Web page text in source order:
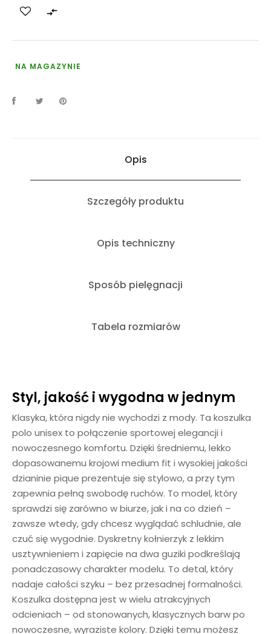

NA MAGAZYNIE
Opis
Szczegóły produktu
Opis techniczny
Sposób pielęgnacji
Tabela rozmiarów
Styl, jakość i wygodna w jednym
Klasyka, która nigdy nie wychodzi z mody. Ta koszulka
polo unisex to połączenie sportowej elegancji i
nowoczesnego komfortu. Dzięki średniemu, lekko
dopasowanemu krojowi medium fit i wysokiej jakości
dzianinie pique prezentuje się stylowo, a przy tym
zapewnia pełną swobodę ruchów. To model, który
sprawdzi się zarówno w biurze, jak i na co dzień –
zawsze wtedy, gdy chcesz wyglądać schludnie, ale
czuć się wygodnie. Dyskretny kołnierzyk z lekkim
usztywnieniem i zapięcie na dwa guziki podkreślają
ponadczasowy charakter modelu. To detal, który
nadaje całości szyku – bez przesadnej formalności.
Koszulka dostępna jest w wielu atrakcyjnych
odcieniach – od stonowanych, klasycznych barw po
nowoczesne, wyraziste kolory. Dzięki temu możesz